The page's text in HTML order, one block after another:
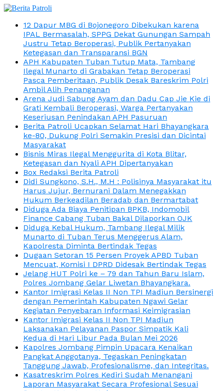
12 Dapur MBG di Bojonegoro Dibekukan karena
IPAL Bermasalah, SPPG Dekat Gunungan Sampah
Justru Tetap Beroperasi, Publik Pertanyakan
Ketegasan dan Transparansi BGN
APH Kabupaten Tuban Tutup Mata, Tambang
Ilegal Munarto di Grabakan Tetap Beroperasi
Pasca Pemberitaan, Publik Desak Bareskrim Polri
Ambil Alih Penanganan
Arena Judi Sabung Ayam dan Dadu Cap Jie Kie di
Grati Kembali Beroperasi, Warga Pertanyakan
Keseriusan Penindakan APH Pasuruan
Berita Patroli Ucapkan Selamat Hari Bhayangkara
ke-80, Dukung Polri Semakin Presisi dan Dicintai
Masyarakat
Bisnis Miras Ilegal Menggurita di Kota Blitar,
Ketegasan dan Nyali APH Dipertanyakan
Box Redaksi Berita Patroli
Didi Sungkono, S.H., M.H : Polisinya Masyarakat itu
Harus Jujur, Bernurani Dalam Menegakkan
Hukum Berkeadilan Beradab dan Bermartabat
Diduga Ada Biaya Penitipan BPKB, Indomobil
Finance Cabang Tuban Bakal Dilaporkan OJK
Diduga Kebal Hukum, Tambang Ilegal Milik
Munarto di Tuban Terus Menggerus Alam,
Kapolresta Diminta Bertindak Tegas
Dugaan Setoran 15 Persen Proyek APBD Tuban
Mencuat, Komisi I DPRD Didesak Bertindak Tegas
Jelang HUT Polri ke – 79 dan Tahun Baru Islam,
Polres Jombang Gelar Liwetan Bhayangkara.
Kantor Imigrasi Kelas II Non TPI Madiun Bersinergi
dengan Pemerintah Kabupaten Ngawi Gelar
Kegiatan Penyebaran Informasi Keimigrasian
Kantor Imigrasi Kelas II Non TPI Madiun
Laksanakan Pelayanan Paspor Simpatik Kali
Kedua di Hari Libur Pada Bulan Mei 2026
Kapolres Jombang Pimpin Upacara Kenaikan
Pangkat Anggotanya, Tegaskan Peningkatan
Tanggung Jawab, Profesionalisme, dan Integritas.
Kasatreskrim Polres Kediri Sudah Menangani
Laporan Masyarakat Secara Profesional Sesuai